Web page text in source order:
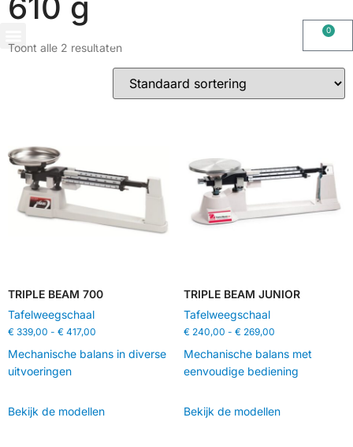
0
Toont alle 2 resultaten
TRIPLE BEAM 700
Tafelweegschaal
€ 339,00 - € 417,00
Mechanische balans in diverse
uitvoeringen
Bekijk de modellen
TRIPLE BEAM JUNIOR
Tafelweegschaal
€240,00 - €269,00
Mechanische balans met
eenvoudige bediening
Bekijk de modellen